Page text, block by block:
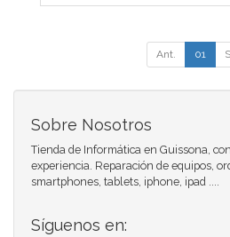
Ant. 01
Sobre Nosotros
Tienda de Informática en Guissona,
experiencia. Reparación de equipos,
smartphones, tablets, iphone, ipad ....
Síguenos en: